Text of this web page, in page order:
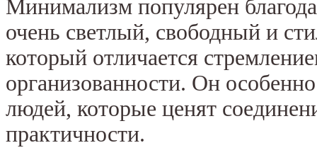
Минимализм популярен
очень светлый, свободный и
который отличается
организованности. Он
людей, которые ценят
практичности.